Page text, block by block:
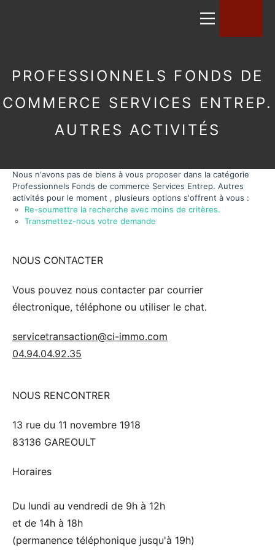
PROFESSIONNELS FONDS DE
COMMERCE SERVICES ENTREP.
AUTRES ACTIVITÉS
Nous n'avons pas de biens à vous proposer dans la catégorie
Professionnels Fonds de commerce Services Entrep. Autres
activités pour le moment , plusieurs options s'offrent à vous :
Re-soumettre la recherche avec moins de critères.
Transmettez-nous votre demande
NOUS CONTACTER
Vous pouvez nous contacter par courrier
électronique, téléphone ou utiliser le chat.
servicetransaction@ci-immo.com
04.94.04.92.35
NOUS RENCONTRER
13 rue du 11 novembre 1918
83136 GAREOULT
Horaires
Du lundi au vendredi de 9h à 12h
et de 14h à 18h
(permanence téléphonique jusqu'à 19h)